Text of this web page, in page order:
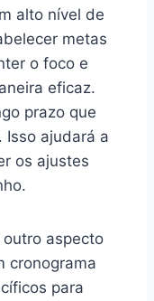
alto nível de
metas
o foco e
eficaz.
prazo que
Isso ajudará a
os ajustes
aspecto
cronograma
para